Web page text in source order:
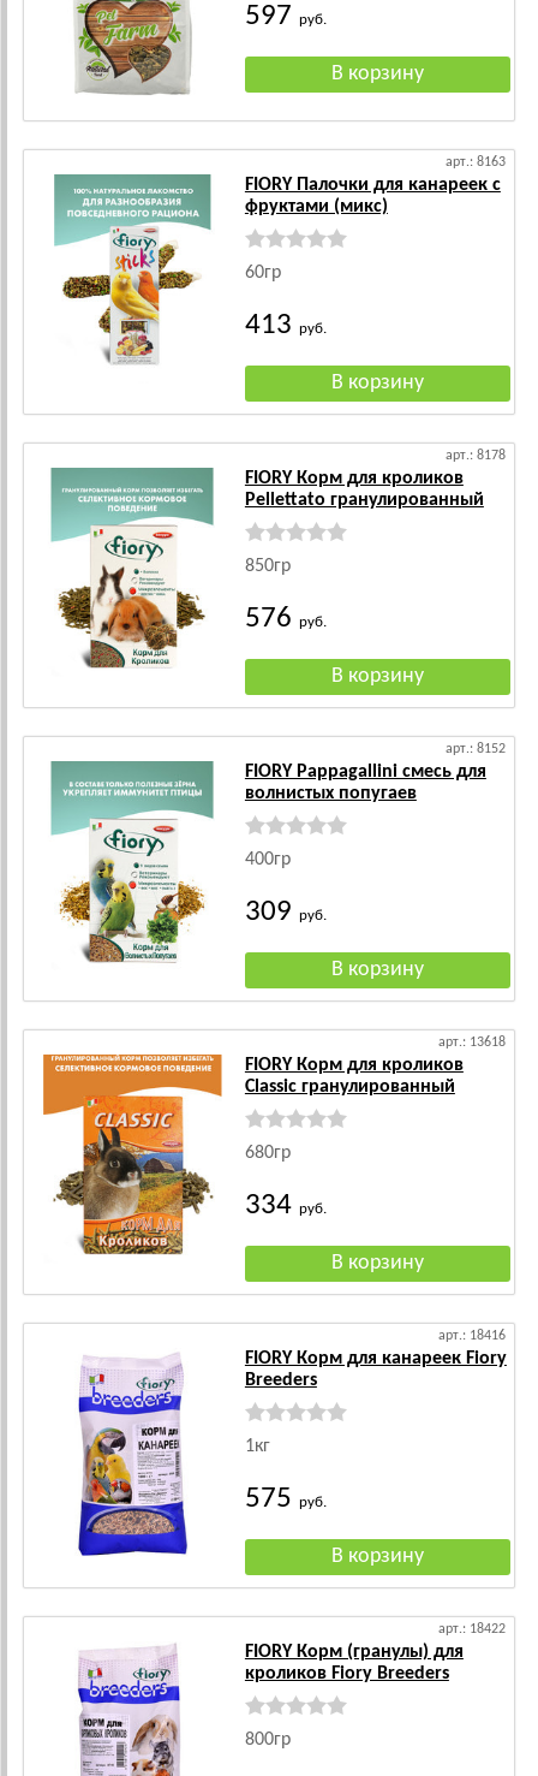
597 руб.
арт.: 8163
FIORY Палочки для канареек с
фруктами (микс)
60гр
413 руб.
арт.: 8178
FIORY Корм для кроликов
Pellettato гранулированный
850гр
576 руб.
арт.: 8152
FIORY Pappagallini смесь для
волнистых попугаев
400гр
309 руб.
арт.: 13618
FIORY Корм для кроликов
Classic гранулированный
680гр
334 руб.
арт.: 18416
FIORY Корм для канареек Fiory
Breeders
1кг
575 руб.
арт.: 18422
FIORY Корм (гранулы) для
кроликов Fiory Breeders
800гр